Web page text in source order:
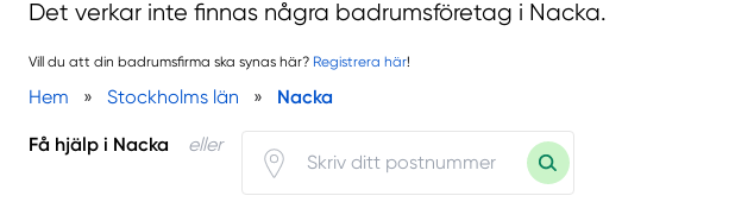
Det verkar inte finnas några badrumsföretag i Nacka.
Vill du att din badrumsfirma ska synas här? Registrera här!
Hem » Stockholms län » Nacka
Få hjälp i Nacka eller